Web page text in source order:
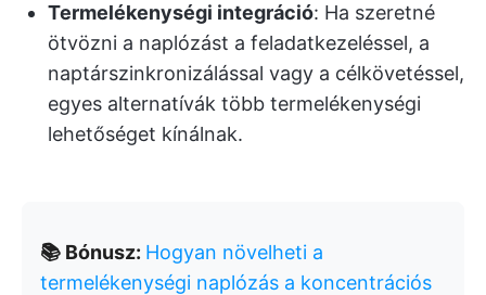
Termelékenységi integráció: Ha szeretné
ötvözni a naplózást a feladatkezeléssel, a
naptárszinkronizálással vagy a célkövetéssel,
egyes alternatívák több termelékenységi
lehetőséget kínálnak.
📚 Bónusz: Hogyan növelheti a
termelékenységi naplózás a koncentrációs